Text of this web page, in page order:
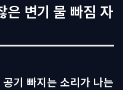
은 변기 물 빠짐 자
기 빠지는 소리가 나는